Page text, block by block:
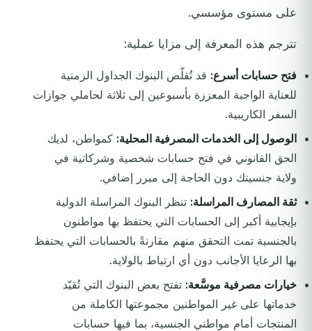
على مستوى مؤسسي.
تترجم هذه المعرفة إلى مزايا عملية:
فتح حسابات أسرع: قد تُقلّص البنوك الجداول الزمنية
للعناية الواجبة المعززة بأسبوعين إلى ثلاثة لحاملي جوازات
السفر الكاريبية.
الوصول إلى الخدمات المصرفية المحلية: كمواطن، لديك
الحق القانوني في فتح حسابات شخصية وشركاتية في
ولاية جنسيتك دون الحاجة إلى مبرر إضافي.
ثقة المصارف المراسلة: تنظر البنوك المراسلة الدولية
بإيجابية أكبر إلى الحسابات التي يحتفظ بها مواطنون
بالجنسية تمت التحقق منهم مقارنةً بالحسابات التي يحتفظ
بها الرعايا الأجانب دون أي ارتباط بالولاية.
خيارات مصرفية موسَّعة: تفتح بعض البنوك التي تُقيّد
خدماتها على غير المواطنين مجموعتها الكاملة من
المنتجات أمام مواطني الجنسية، بما فيها حسابات